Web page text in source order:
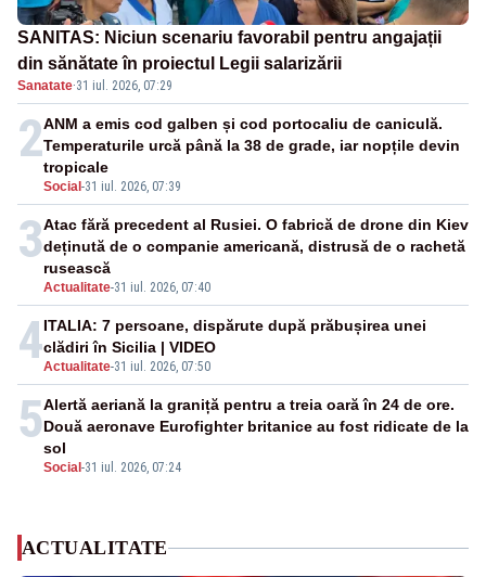
SANITAS: Niciun scenariu favorabil pentru angajații
din sănătate în proiectul Legii salarizării
Sanatate·31 iul. 2026, 07:29
2
Social -31 iul. 2026, 07:39
ANM a emis cod galben și cod portocaliu de caniculă.
Temperaturile urcă până la 38 de grade, iar nopțile devin
tropicale
3
Actualitate-31 iul. 2026, 07:40
Atac fără precedent al Rusiei. O fabrică de drone din Kiev
deținută de o companie americană, distrusă de o rachetă
rusească
4Actualitate-31 iul. 2026, 07:50
ITALIA: 7 persoane, dispărute după prăbușirea unei
clădiri în Sicilia | VIDEO
5
Social -31 iul. 2026, 07:24
Alertă aeriană la graniță pentru a treia oară în 24 de ore.
Două aeronave Eurofighter britanice au fost ridicate de la
sol
ACTUALITATE